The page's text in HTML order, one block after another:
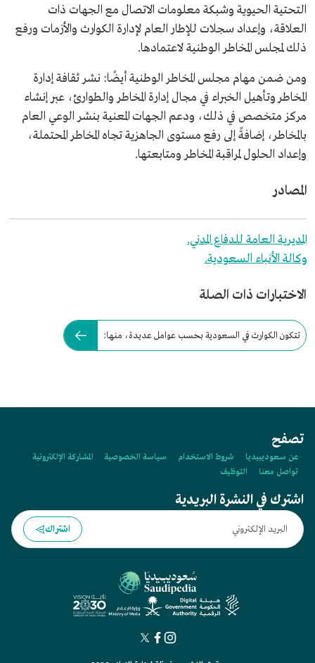
التحتية الحيوية وشبكة معلومات الاتصال مع الجهات ذات
العلاقة، وإعداد سجلات للإطار العام لإدارة الكوارث والأزمات ورفع
ذلك لمجلس المخاطر الوطنية لاعتمادها.
ومن ضمن مهام مجلس المخاطر الوطنية أيضًا: نشر ثقافة إدارة
المخاطر وتأهيل الخبراء في مجال إدارة المخاطر والطوارئ، عبر إنشاء
مركز متخصص في ذلك، ودعم الجهات المعنية بنشر الوعي العام
بالمخاطر، إضافةً إلى رفع مستوى الجاهزية تجاه المخاطر المحتملة،
وإعداد الحلول لمراقبة المخاطر ومتابعتها.
المصادر
المديرية العامة للدفاع المدني.
وكالة الأنباء السعودية.
الاختبارات ذات الصلة
تتكون الكوارث في السعودية بحسب عوامل عديدة، منها:
تصفح
عن سعوديبيديا شروط الاستخدام سياسة الخصوصية
المشاركة الإلكترونية
تواصل معنا
التوظيف
اشترك في النشرة البريدية
اشتراك